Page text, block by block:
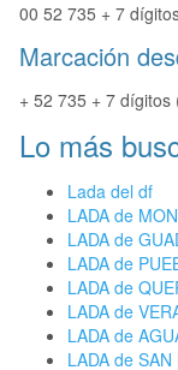
00 52 735 + 7
Marcación
+ 52 735 + 7
Lo más
Lada del df
LADA de
LADA de
LADA de
LADA de
LADA de
LADA de
LADA de